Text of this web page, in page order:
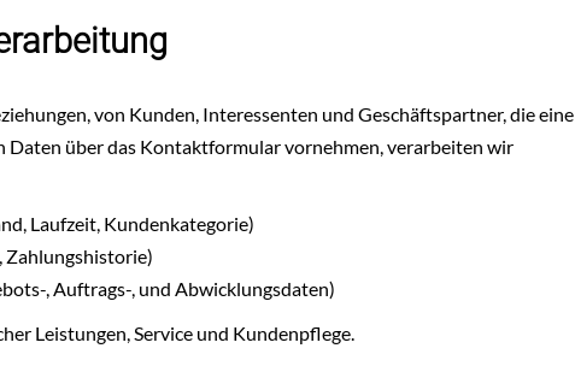
von Kunden, Interessenten und Geschäftspartner, die eine
über das Kontaktformular vornehmen, verarbeiten wir
Laufzeit, Kundenkategorie)
Zahlungshistorie)
, Auftrags-, und Abwicklungsdaten)
Leistungen, Service und Kundenpflege.